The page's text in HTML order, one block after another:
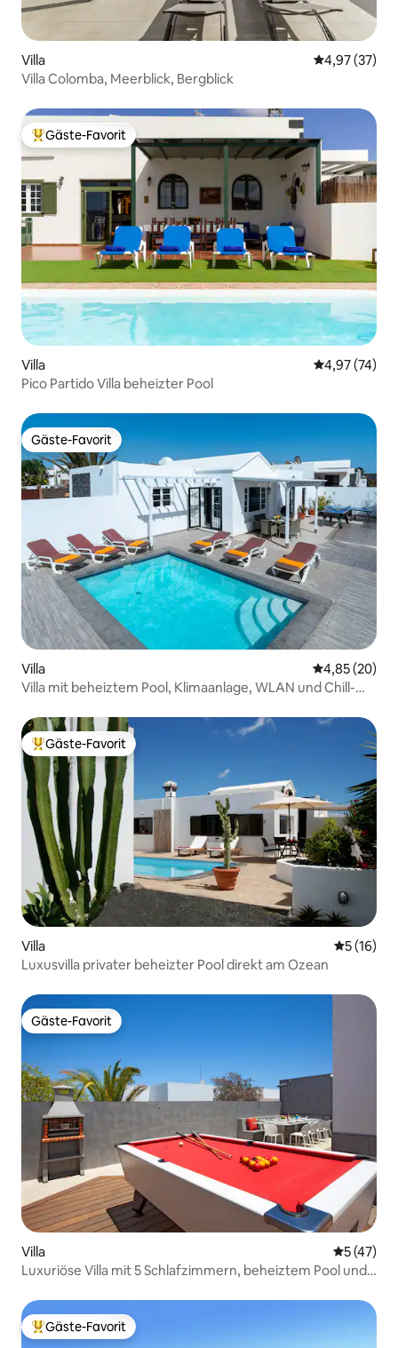
Villa
4,97 (37)
Villa Colomba, Meerblick, Bergblick
Beliebter Gäste-Favorit.
Gäste-Favorit
Villa
4,97 (74)
Pico Partido Villa beheizter Pool
Gäste-Favorit
Gäste-Favorit
Villa
4,85 (20)
Villa mit beheiztem Pool, Klimaanlage, WLAN und Chill-
Beliebter Gäste-Favorit.
Gäste-Favorit
Villa
5 (16)
Luxusvilla privater beheizter Pool direkt am Ozean
Gäste-Favorit
Gäste-Favorit
Villa
5 (47)
Luxuriöse Villa mit 5 Schlafzimmern, beheiztem Pool und
Beliebter Gäste-Favorit.
Gäste-Favorit